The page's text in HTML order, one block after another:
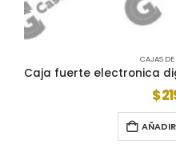
CAJAS
Caja fuerte electronica
$